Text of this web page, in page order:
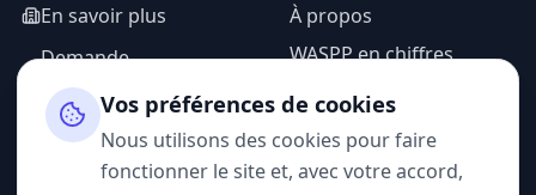
En savoir plus
Demande
d'information
Espace admin
À propos
WASPP en chiffres
Mentions légales
Politique de
confidentialité
Vos préférences de cookies
Nous utilisons des cookies pour faire
fonctionner le site et, avec votre accord,